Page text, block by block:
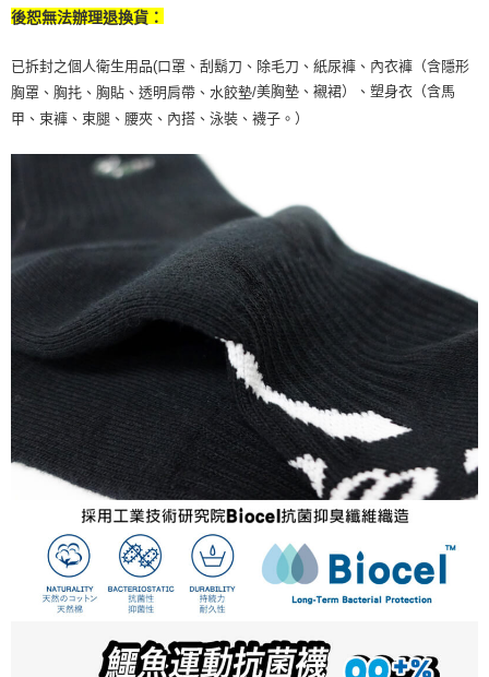
後恕無法辦理退換貨：
已拆封之個人衛生用品(口罩、刮鬍刀、除毛刀、紙尿褲、內衣褲（含隱形
胸罩、胸扥、胸貼、透明肩帶、水餃墊/美胸墊、襯裙）、塑身衣（含馬
甲、束褲、束腿、腰夾、內搭、泳裝、襪子。）